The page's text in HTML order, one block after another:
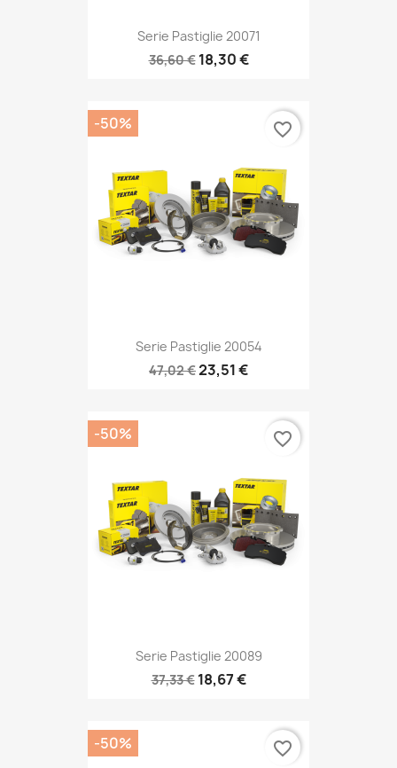
Serie Pastiglie 20071
36,60 € 18,30 €
Serie Pastiglie 20054
47,02 €23,51 €
-50% favorite_border
Serie Pastiglie 20089
37,33 € 18,67 €
-50% favorite_border
-50% favorite_border